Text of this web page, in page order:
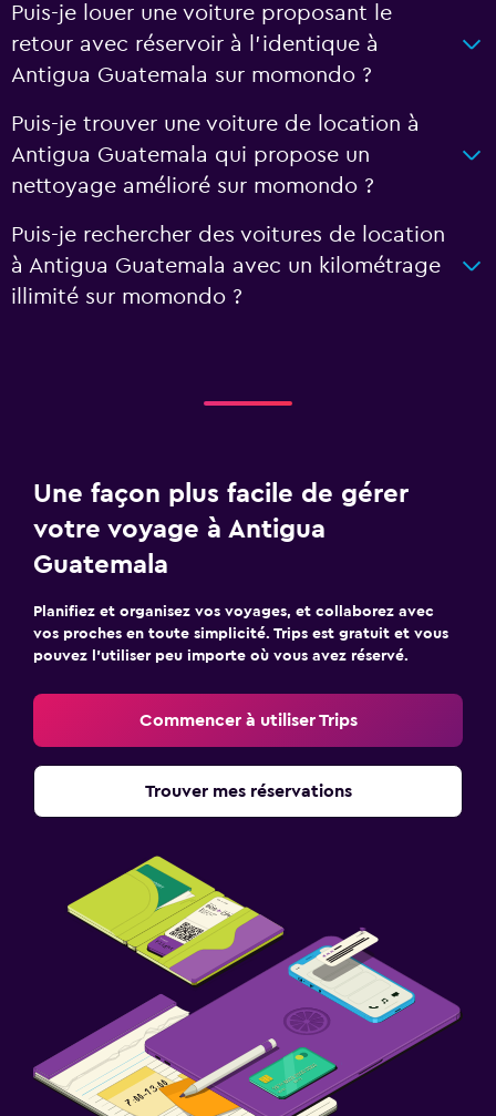
Puis-je louer une voiture proposant le
retour avec réservoir à l’identique à
Antigua Guatemala sur momondo ?
Puis-je trouver une voiture de location à
Antigua Guatemala qui propose un
nettoyage amélioré sur momondo ?
Puis-je rechercher des voitures de location
à Antigua Guatemala avec un kilométrage
illimité sur momondo ?
Une façon plus facile de gérer
votre voyage à Antigua
Guatemala
Planifiez et organisez vos voyages, et collaborez avec
vos proches en toute simplicité. Trips est gratuit et vous
pouvez l’utiliser peu importe où vous avez réservé.
Commencer à utiliser Trips
Trouver mes réservations